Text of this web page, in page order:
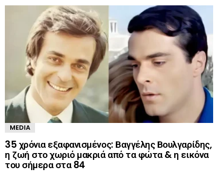
MEDIA
35 χρόνια εξαφανισμένος: Βαγγέλης Βουλγαρίδης,
η ζωή στο χωριό μακριά από τα φώτα & η εικόνα
του σήμερα στα 84